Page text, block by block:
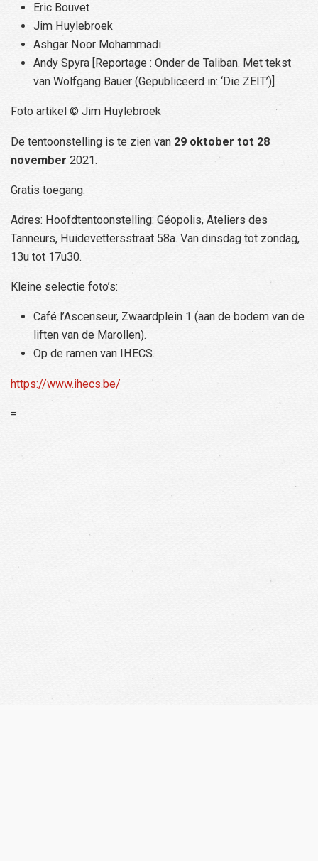
Eric Bouvet
Jim Huylebroek
Ashgar Noor Mohammadi
Andy Spyra [Reportage : Onder de Taliban. Met tekst
van Wolfgang Bauer (Gepubliceerd in: ‘Die ZEIT’)]
Foto artikel © Jim Huylebroek
De tentoonstelling is te zien van 29 oktober tot 28
november 2021.
Gratis toegang.
Adres: Hoofdtentoonstelling: Géopolis, Ateliers des
Tanneurs, Huidevettersstraat 58a. Van dinsdag tot zondag,
13u tot 17u30.
Kleine selectie foto’s:
Café l’Ascenseur, Zwaardplein 1 (aan de bodem van de
liften van de Marollen).
Op de ramen van IHECS.
https://www.ihecs.be/
=